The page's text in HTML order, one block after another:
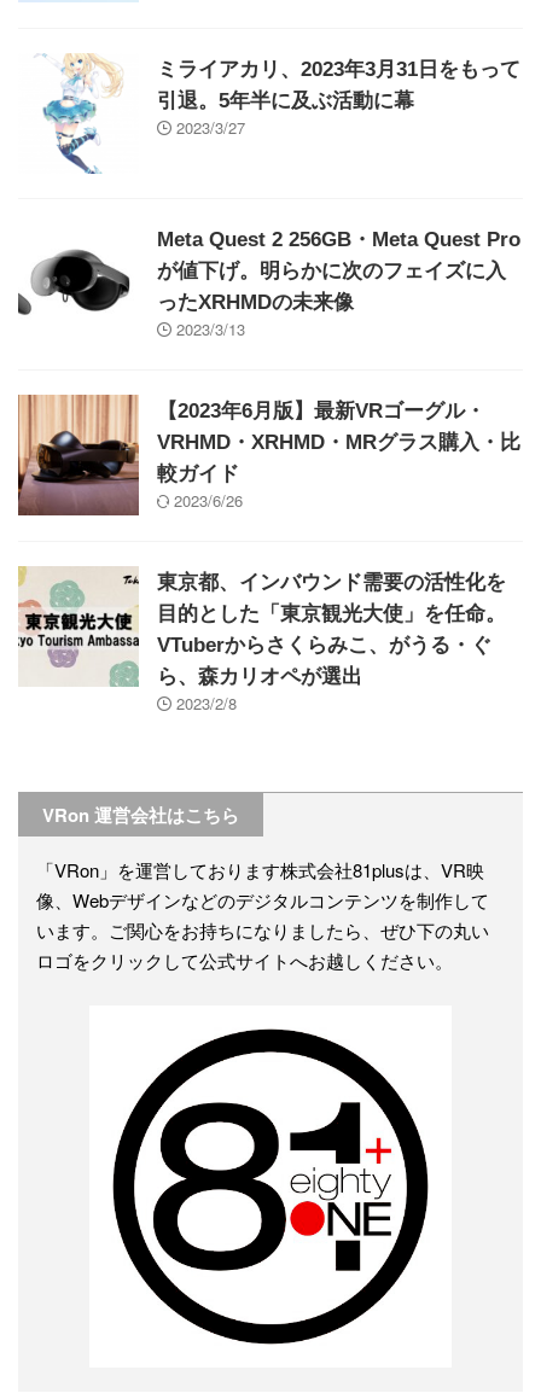
ミライアカリ、2023年3月31日をもって
引退。5年半に及ぶ活動に幕
2023/3/27
Meta Quest 2 256GB・Meta Quest Pro
が値下げ。明らかに次のフェイズに入
ったXRHMDの未来像
2023/3/13
【2023年6月版】最新VRゴーグル・
VRHMD・XRHMD・MRグラス購入・比
較ガイド
2023/6/26
東京都、インバウンド需要の活性化を
目的とした「東京観光大使」を任命。
VTuberからさくらみこ、がうる・ぐ
ら、森カリオペが選出
2023/2/8
VRon 運営会社はこちら
「VRon」を運営しております株式会社81plusは、VR映
像、Webデザインなどのデジタルコンテンツを制作して
います。ご関心をお持ちになりましたら、ぜひ下の丸い
ロゴをクリックして公式サイトへお越しください。